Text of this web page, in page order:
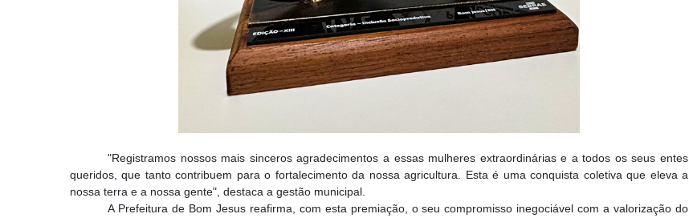
"Registramos nossos mais sinceros agradecimentos a essas mulheres extraordinárias e a todos os seus entes
queridos, que tanto contribuem para o fortalecimento da nossa agricultura. Esta é uma conquista coletiva que eleva a
nossa terra e a nossa gente", destaca a gestão municipal.
A Prefeitura de Bom Jesus reafirma, com esta premiação, o seu compromisso inegociável com a valorização do